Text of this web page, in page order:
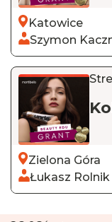
Katowice
Szymon
Zielona Góra
Łukasz Rolnik